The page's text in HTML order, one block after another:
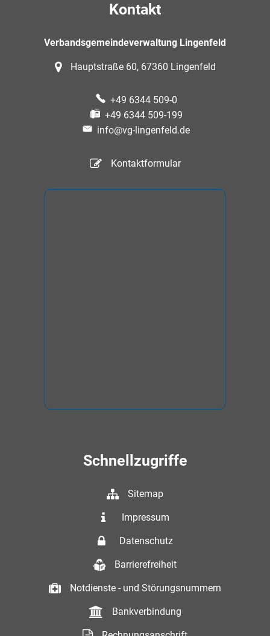
Kontakt
Verbandsgemeindeverwaltung Lingenfeld
Hauptstraße 60, 67360 Lingenfeld
+49 6344 509-0
+49 6344 509-199
info@vg-lingenfeld.de
Kontaktformular
Schnellzugriffe
Sitemap
Impressum
Datenschutz
Barrierefreiheit
Notdienste - und Störungsnummern
Bankverbindung